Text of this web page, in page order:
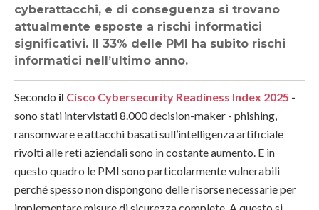
cyberattacchi, e di conseguenza si trovano
attualmente esposte a rischi informatici
significativi. Il 33% delle PMI ha subito rischi
informatici nell’ultimo anno.
Secondo il Cisco Cybersecurity Readiness Index 2025 -
sono stati intervistati 8.000 decision-maker - phishing,
ransomware e attacchi basati sull’intelligenza artificiale
rivolti alle reti aziendali sono in costante aumento. E in
questo quadro le PMI sono particolarmente vulnerabili
perché spesso non dispongono delle risorse necessarie per
implementare misure di sicurezza complete. A questo si